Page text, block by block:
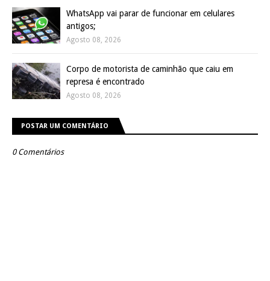
WhatsApp vai parar de funcionar em celulares
antigos;
Agosto 08, 2026
Corpo de motorista de caminhão que caiu em
represa é encontrado
Agosto 08, 2026
POSTAR UM COMENTÁRIO
0 Comentários